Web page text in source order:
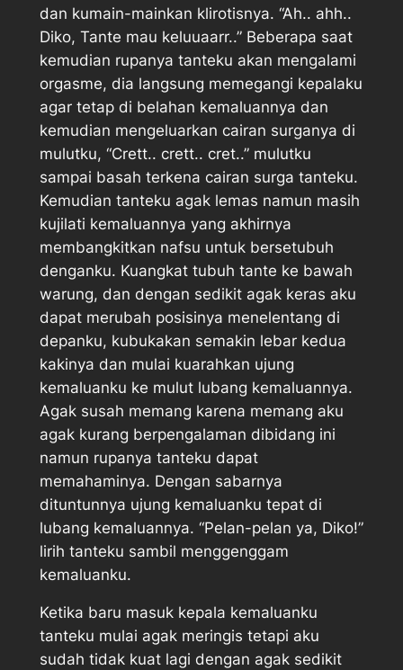
dan kumain-mainkan klirotisnya. “Ah.. ahh..
Diko, Tante mau keluuaarr..” Beberapa saat
kemudian rupanya tanteku akan mengalami
orgasme, dia langsung memegangi kepalaku
agar tetap di belahan kemaluannya dan
kemudian mengeluarkan cairan surganya di
mulutku, “Crett.. crett.. cret..” mulutku
sampai basah terkena cairan surga tanteku.
Kemudian tanteku agak lemas namun masih
kujilati kemaluannya yang akhirnya
membangkitkan nafsu untuk bersetubuh
denganku. Kuangkat tubuh tante ke bawah
warung, dan dengan sedikit agak keras aku
dapat merubah posisinya menelentang di
depanku, kubukakan semakin lebar kedua
kakinya dan mulai kuarahkan ujung
kemaluanku ke mulut lubang kemaluannya.
Agak susah memang karena memang aku
agak kurang berpengalaman dibidang ini
namun rupanya tanteku dapat
memahaminya. Dengan sabarnya
dituntunnya ujung kemaluanku tepat di
lubang kemaluannya. “Pelan-pelan ya, Diko!”
lirih tanteku sambil menggenggam
kemaluanku.
Ketika baru masuk kepala kemaluanku
tanteku mulai agak meringis tetapi aku
sudah tidak kuat lagi dengan agak sedikit